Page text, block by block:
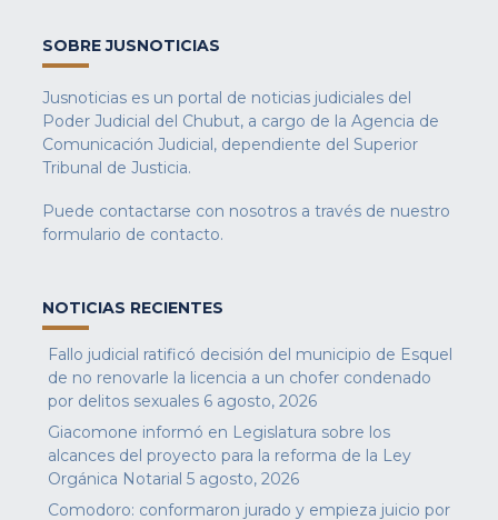
SOBRE JUSNOTICIAS
Jusnoticias es un portal de noticias judiciales del
Poder Judicial del Chubut, a cargo de la Agencia de
Comunicación Judicial, dependiente del Superior
Tribunal de Justicia.
Puede contactarse con nosotros a través de nuestro
formulario de contacto.
NOTICIAS RECIENTES
Fallo judicial ratificó decisión del municipio de Esquel
de no renovarle la licencia a un chofer condenado
por delitos sexuales 6 agosto, 2026
Giacomone informó en Legislatura sobre los
alcances del proyecto para la reforma de la Ley
Orgánica Notarial 5 agosto, 2026
Comodoro: conformaron jurado y empieza juicio por